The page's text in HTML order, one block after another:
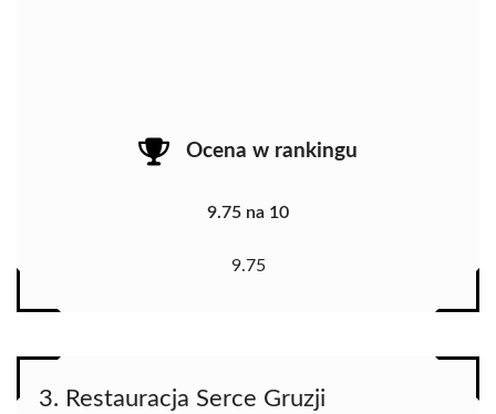
Ocena w rankingu
9.75 na 10
9.75
3. Restauracja Serce Gruzji